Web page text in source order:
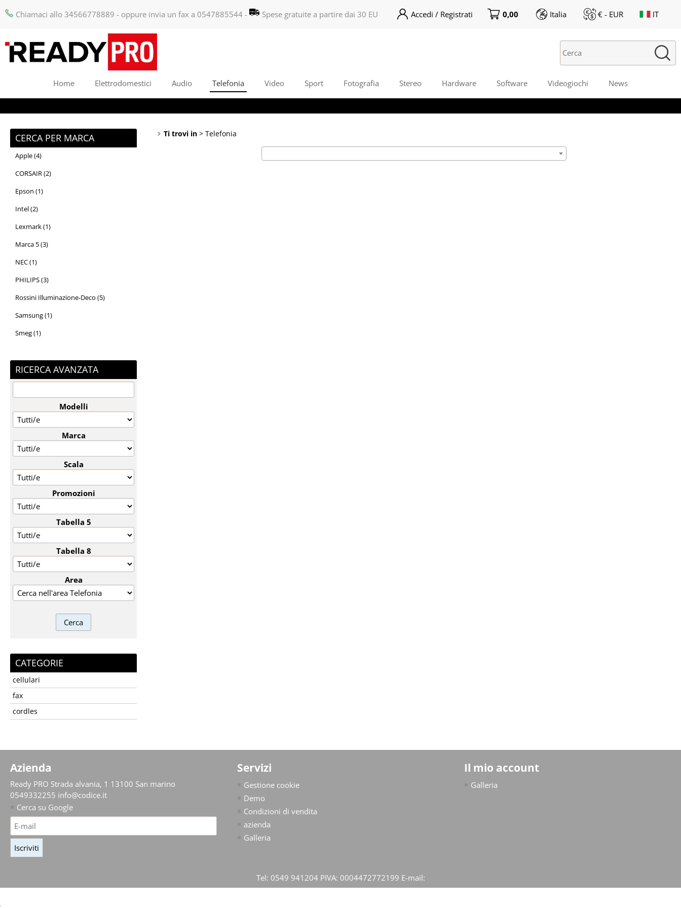
Chiamaci allo 34566778889 - oppure invia un fax a 0547885544 - Spese gratuite a partire dai 30 EU Accedi / Registrati
Se non sei ancora registrato sul
nostro sito clicca sul pulsante
0,00 Italia € - EUR IT
Home Elettrodomestici Audio Telefonia Video Sport Fotografia Stereo Hardware Software Videogiochi News
CERCA PER MARCA
Apple (4)
CORSAIR (2)
Epson (1)
Intel (2)
Lexmark (1)
Marca 5 (3)
NEC (1)
PHILIPS (3)
Rossini Illuminazione-Deco (5)
Samsung (1)
Smeg (1)
RICERCA AVANZATA
Modelli
Marca
Scala
Promozioni
Tabella 5
Tabella 8
Area
CATEGORIE
cellulari
fax
cordles
Ti trovi in Telefonia
Azienda
Ready PRO Strada alvania, 1 13100 San marino
0549332255 info@codice.it
Cerca su Google
Servizi
Gestione cookie
Demo
Condizioni di vendita
azienda
Galleria
Il mio account
Galleria
Tel: 0549 941204 PIVA: 0004472772199 E-mail: